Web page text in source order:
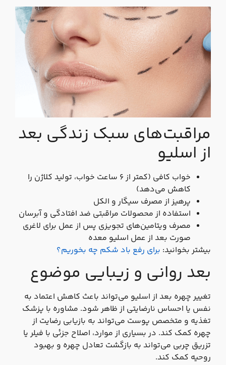
مراقبت‌های سبک زندگی بعد
از اسلیو
خواب کافی (کمتر از ۶ ساعت خواب، تولید کلاژن را
کاهش می‌دهد)
پرهیز از مصرف سیگار و الکل
استفاده از محصولات مراقبتی ضد افتادگی و آبرسان
مصرف ویتامین‌های تجویزی پس از عمل برای لاغری
صورت بعد از عمل اسلیو معده
بیشتر بخوانید:برای رفع باد شکم چه بخوریم؟
بعد روانی و زیبایی موضوع
تغییر چهره بعد از اسلیو می‌تواند باعث کاهش اعتماد به
نفس یا احساس نارضایتی از ظاهر شود. مشاوره با پزشک
تغذیه و متخصص پوست می‌تواند به بازیابی رضایت از
چهره کمک کند. در بسیاری از موارد، اصلاح جزئی با فیلر یا
تزریق چربی می‌تواند به بازگشت تعادل چهره و بهبود
روحیه کمک کند.